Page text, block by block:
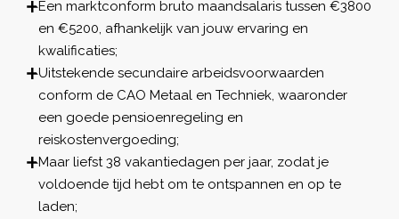
Een marktconform bruto maandsalaris tussen €3800
en €5200, afhankelijk van jouw ervaring en
kwalificaties;
Uitstekende secundaire arbeidsvoorwaarden
conform de CAO Metaal en Techniek, waaronder
een goede pensioenregeling en
reiskostenvergoeding;
Maar liefst 38 vakantiedagen per jaar, zodat je
voldoende tijd hebt om te ontspannen en op te
laden;